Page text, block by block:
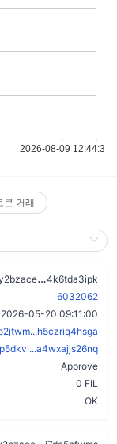
큰 거래
4k6tda3ipk
6032062
2026-05-20 09:11:00
Approve
0 FIL
OK